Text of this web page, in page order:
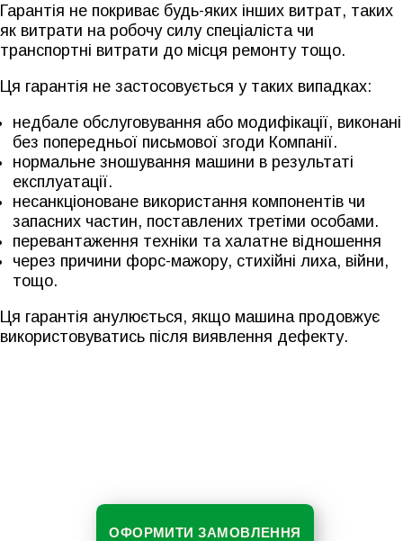
Гарантія не покриває будь-яких інших витрат, таких
як витрати на робочу силу спеціаліста чи
транспортні витрати до місця ремонту тощо.
Ця гарантія не застосовується у таких випадках:
недбале обслуговування або модифікації, виконані
без попередньої письмової згоди Компанії.
нормальне зношування машини в результаті
експлуатації.
несанкціоноване використання компонентів чи
запасних частин, поставлених третіми особами.
перевантаження техніки та халатне відношення
через причини форс-мажору, стихійні лиха, війни,
тощо.
Ця гарантія анулюється, якщо машина продовжує
використовуватись після виявлення дефекту.
ОФОРМИТИ ЗАМОВЛЕННЯ